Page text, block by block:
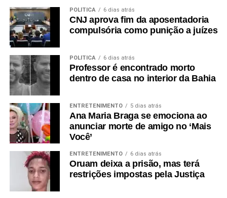
POLÍTICA 6 dias atrás
CNJ aprova fim da aposentadoria
compulsória como punição a juízes
POLÍTICA 6 dias atrás
Professor é encontrado morto
dentro de casa no interior da Bahia
ENTRETENIMENTO 5 dias atrás
Ana Maria Braga se emociona ao
anunciar morte de amigo no ‘Mais
Você’
ENTRETENIMENTO 6 dias atrás
Oruam deixa a prisão, mas terá
restrições impostas pela Justiça